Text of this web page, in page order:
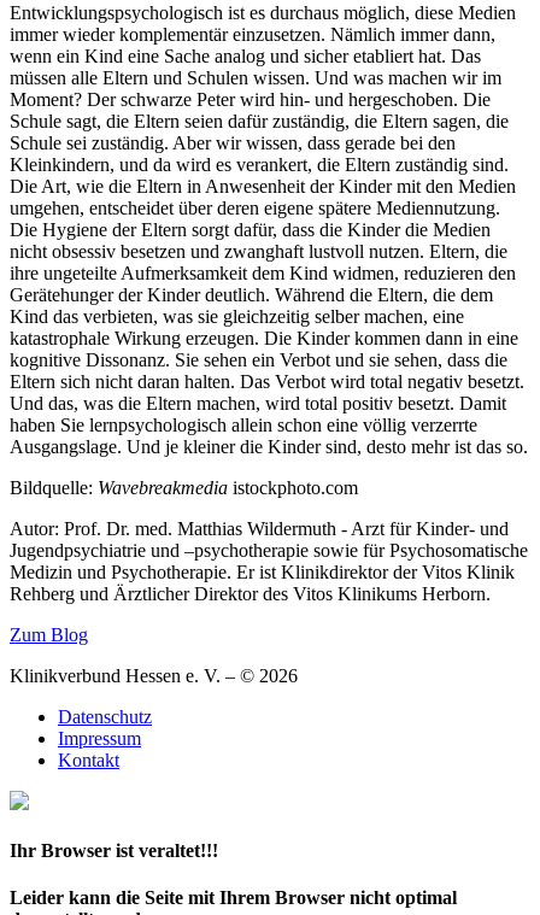
Entwicklungspsychologisch ist es durchaus möglich, diese Medien
immer wieder komplementär einzusetzen. Nämlich immer dann,
wenn ein Kind eine Sache analog und sicher etabliert hat. Das
müssen alle Eltern und Schulen wissen. Und was machen wir im
Moment? Der schwarze Peter wird hin- und hergeschoben. Die
Schule sagt, die Eltern seien dafür zuständig, die Eltern sagen, die
Schule sei zuständig. Aber wir wissen, dass gerade bei den
Kleinkindern, und da wird es verankert, die Eltern zuständig sind.
Die Art, wie die Eltern in Anwesenheit der Kinder mit den Medien
umgehen, entscheidet über deren eigene spätere Mediennutzung.
Die Hygiene der Eltern sorgt dafür, dass die Kinder die Medien
nicht obsessiv besetzen und zwanghaft lustvoll nutzen. Eltern, die
ihre ungeteilte Aufmerksamkeit dem Kind widmen, reduzieren den
Gerätehunger der Kinder deutlich. Während die Eltern, die dem
Kind das verbieten, was sie gleichzeitig selber machen, eine
katastrophale Wirkung erzeugen. Die Kinder kommen dann in eine
kognitive Dissonanz. Sie sehen ein Verbot und sie sehen, dass die
Eltern sich nicht daran halten. Das Verbot wird total negativ besetzt.
Und das, was die Eltern machen, wird total positiv besetzt. Damit
haben Sie lernpsychologisch allein schon eine völlig verzerrte
Ausgangslage. Und je kleiner die Kinder sind, desto mehr ist das so.
Bildquelle: Wavebreakmedia istockphoto.com
Autor: Prof. Dr. med. Matthias Wildermuth - Arzt für Kinder- und
Jugendpsychiatrie und –psychotherapie sowie für Psychosomatische
Medizin und Psychotherapie. Er ist Klinikdirektor der Vitos Klinik
Rehberg und Ärztlicher Direktor des Vitos Klinikums Herborn.
Zum Blog
Klinikverbund Hessen e. V. – © 2026
Datenschutz
Impressum
Kontakt
Ihr Browser ist veraltet!!!
Leider kann die Seite mit Ihrem Browser nicht optimal